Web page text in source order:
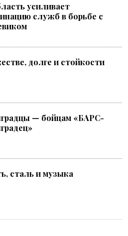
усиливает
служб в борьбе с
долге и стойкости
— бойцам «БАРС-
сталь и музыка